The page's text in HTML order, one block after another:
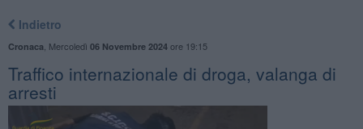
Indietro
Cronaca Mercoledì 06 Novembre 2024ore 19:15
Traffico internazionale di droga, valanga di
arresti